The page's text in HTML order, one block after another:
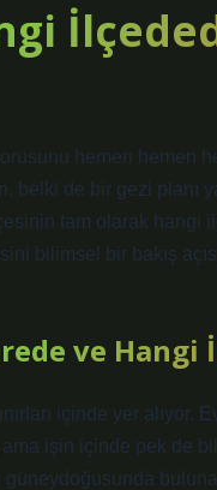
hemen hemen
belki de bir gezi planı
tam olarak hangi
bilimsel bir bakış
ve Hangi
içinde yer
ama işin içinde pek de